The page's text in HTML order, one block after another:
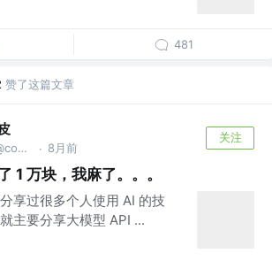
481
赞了这篇文章
编程导航 @codefather.cn · 8月前
关注
1 万块，我麻了。。。
享过很多个人使用 AI 的技
主要分享大模型 API ...